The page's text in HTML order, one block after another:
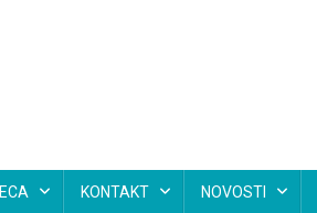
KONTAKT NOVOSTI